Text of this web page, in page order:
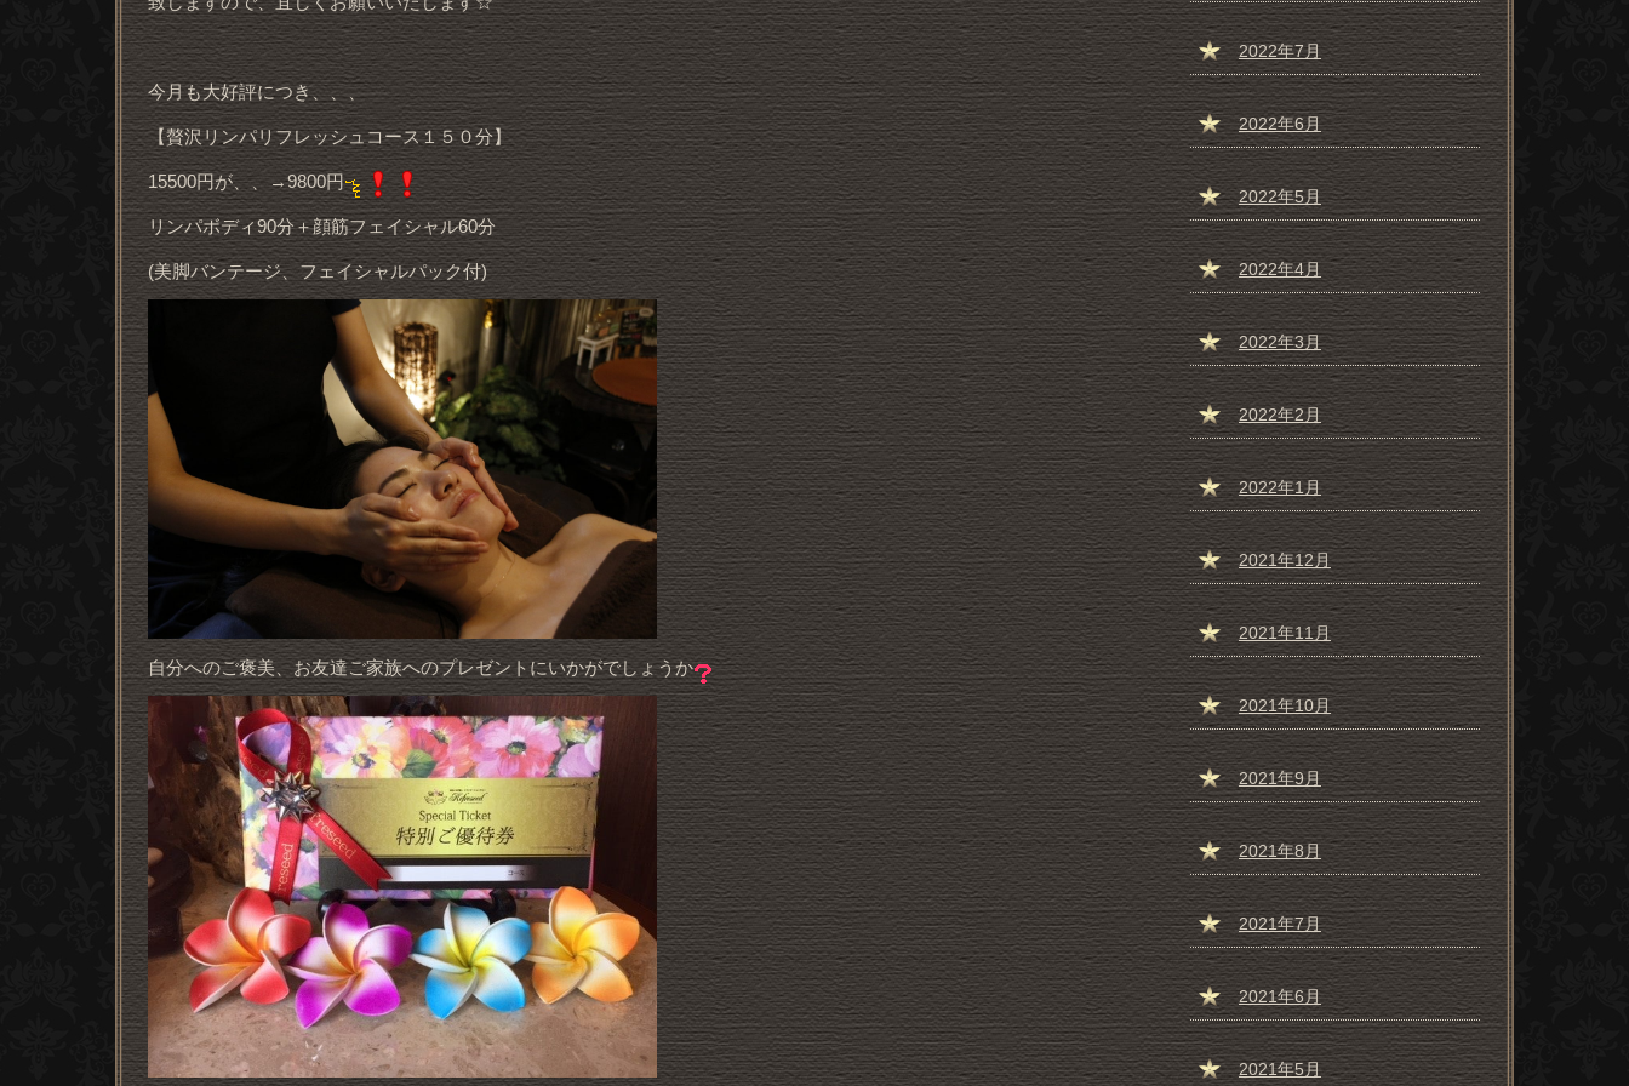
今月も大好評につき、、、
【贅沢リンパリフレッシュコース１５０分】
15500円が、、→9800円
リンパボディ90分＋顔筋フェイシャル60分
(美脚バンテージ、フェイシャルパック付)
自分へのご褒美、お友達ご家族へのプレゼントにいかがでしょうか
2022年7月
2022年6月
2022年5月
2022年4月
2022年3月
2022年2月
2022年1月
2021年12月
2021年11月
2021年10月
2021年9月
2021年8月
2021年7月
2021年6月
2021年5月